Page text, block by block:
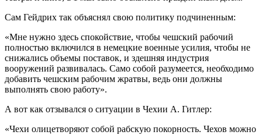
Сам Гейдрих так объяснял свою политику подчиненным:
«Мне нужно здесь спокойствие, чтобы чешский рабочий
полностью включился в немецкие военные усилия, чтобы не
снижались объемы поставок, и здешняя индустрия
вооружений развивалась. Само собой разумеется, необходимо
добавить чешским рабочим жратвы, ведь они должны
выполнять свою работу».
А вот как отзывался о ситуации в Чехии А. Гитлер:
«Чехи олицетворяют собой рабскую покорность. Чехов можно